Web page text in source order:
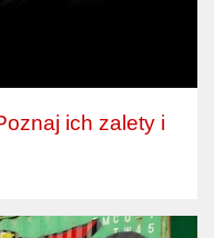
ich zalety i